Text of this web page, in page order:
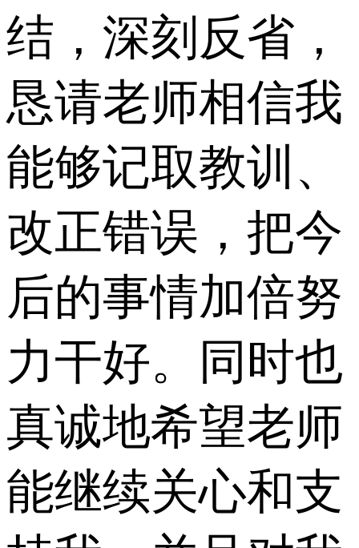
结，深刻反省，
恳请老师相信我
能够记取教训、
改正错误，把今
后的事情加倍努
力干好。同时也
真诚地希望老师
能继续关心和支